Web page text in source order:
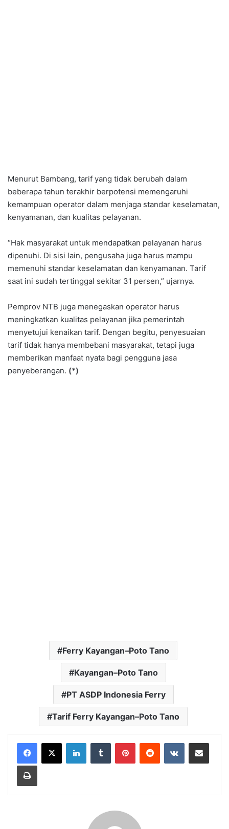
Menurut Bambang, tarif yang tidak berubah dalam
beberapa tahun terakhir berpotensi memengaruhi
kemampuan operator dalam menjaga standar keselamatan,
kenyamanan, dan kualitas pelayanan.
“Hak masyarakat untuk mendapatkan pelayanan harus
dipenuhi. Di sisi lain, pengusaha juga harus mampu
memenuhi standar keselamatan dan kenyamanan. Tarif
saat ini sudah tertinggal sekitar 31 persen,” ujarnya.
Pemprov NTB juga menegaskan operator harus
meningkatkan kualitas pelayanan jika pemerintah
menyetujui kenaikan tarif. Dengan begitu, penyesuaian
tarif tidak hanya membebani masyarakat, tetapi juga
memberikan manfaat nyata bagi pengguna jasa
penyeberangan. (*)
Ferry Kayangan–Poto Tano
Kayangan–Poto Tano
PT ASDP Indonesia Ferry
Tarif Ferry Kayangan–Poto Tano
LinkedInTumblr PinterestReddit VKontakteBagikan Lewat Email
Cetak